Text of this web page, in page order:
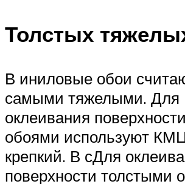
Толстых
В иниловые обои
самыми тяжелыми. Для
оклеивания
обоями используют
крепкий. В сДля
поверхности толстыми